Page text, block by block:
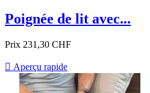
Poignée de lit avec...
Prix 231,30 CHF
 Aperçu rapide